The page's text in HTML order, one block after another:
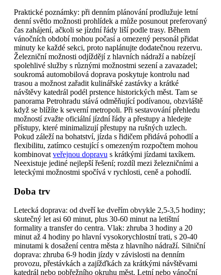
Praktické poznámky: při denním plánování prodlužuje letní
denní světlo možnosti prohlídek a může posunout preferovaný
čas zahájení, ačkoli se jízdní řády liší podle trasy. Během
vánočních období mohou počasí a omezený personál přidat
minuty ke každé sekci, proto naplánujte dodatečnou rezervu.
Železniční možnosti odjíždějí z hlavních nádraží a nabízejí
spolehlivé služby s různými možnostmi sezení a zavazadel;
soukromá automobilová doprava poskytuje kontrolu nad
trasou a možnost zařadit kulinářské zastávky a krátké
návštěvy katedrál podél prstence historických měst. Tam se
panorama Petrohradu stává odměňující podívanou, obzvláště
když se blížíte k severní metropoli. Při sestavování přehledu
možností zvažte oficiální jízdní řády a přestupy a hledejte
přístupy, které minimalizují přestupy na rušných uzlech.
Pokud záleží na bohatství, jízda s řidičem přidává pohodlí a
flexibilitu, zatímco cestující s omezeným rozpočtem mohou
kombinovat veřejnou dopravu s krátkými jízdami taxíkem.
Neexistuje jediné nejlepší řešení; rozdíl mezi železničními a
leteckými možnostmi spočívá v rychlosti, ceně a pohodlí.
Doba trv
Letecká doprava: od dveří ke dveřím obvykle 2,5-3,5 hodiny;
skutečný let asi 60 minut, plus 30-60 minut na letištní
formality a transfer do centra. Vlak: zhruba 3 hodiny a 20
minut až 4 hodiny po hlavní vysokorychlostní trati, s 20-40
minutami k dosažení centra města z hlavního nádraží. Silniční
doprava: zhruba 6-9 hodin jízdy v závislosti na denním
provozu, přestávkách a zajížďkách za krátkými návštěvami
katedrál nebo pobřežního okruhu měst. Letní nebo vánoční